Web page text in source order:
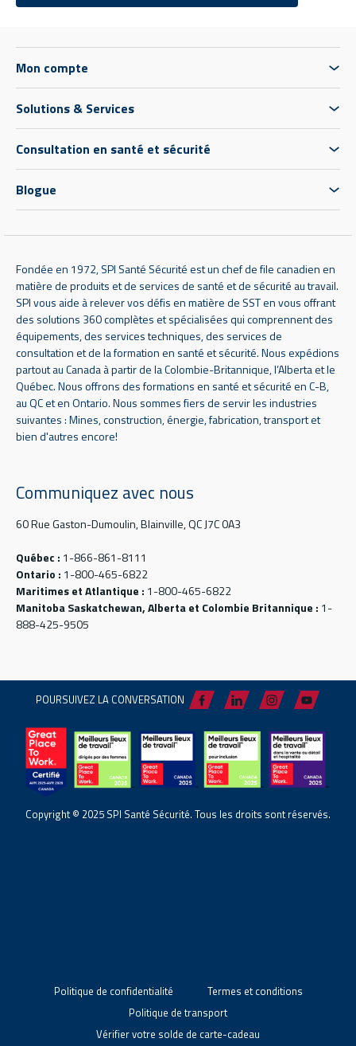
Mon compte
Solutions & Services
Consultation en santé et sécurité
Blogue
Fondée en 1972, SPI Santé Sécurité est un chef de file canadien en
matière de produits et de services de santé et de sécurité au travail.
SPI vous aide à relever vos défis en matière de SST en vous offrant
des solutions 360 complètes et spécialisées qui comprennent des
équipements, des services techniques, des services de
consultation et de la formation en santé et sécurité. Nous expédions
partout au Canada à partir de la Colombie-Britannique, l’Alberta et le
Québec. Nous offrons des formations en santé et sécurité en C-B,
au QC et en Ontario. Nous sommes fiers de servir les industries
suivantes : Mines, construction, énergie, fabrication, transport et
bien d'autres encore!
Communiquez avec nous
60 Rue Gaston-Dumoulin, Blainville, QC J7C 0A3
Québec : 1-866-861-8111
Ontario : 1-800-465-6822
Maritimes et Atlantique : 1-800-465-6822
Manitoba Saskatchewan, Alberta et Colombie Britannique : 1-
888-425-9505
POURSUIVEZ LA CONVERSATION
Copyright © 2025 SPI Santé Sécurité. Tous les droits sont réservés.
Politique de confidentialité
Termes et conditions
Politique de transport
Vérifier votre solde de carte-cadeau